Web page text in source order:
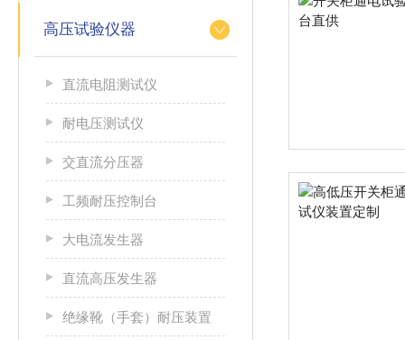
高压试验仪器
直流电阻测试仪
耐电压测试仪
交直流分压器
工频耐压控制台
大电流发生器
直流高压发生器
绝缘靴（手套）耐压装置